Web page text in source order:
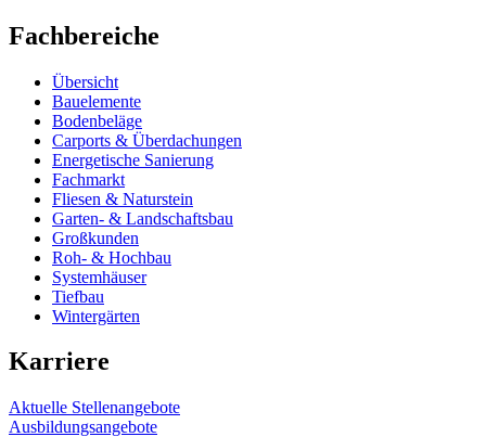
Fachbereiche
Übersicht
Bauelemente
Bodenbeläge
Carports & Überdachungen
Energetische Sanierung
Fachmarkt
Fliesen & Naturstein
Garten- & Landschaftsbau
Großkunden
Roh- & Hochbau
Systemhäuser
Tiefbau
Wintergärten
Karriere
Aktuelle Stellenangebote
Ausbildungsangebote